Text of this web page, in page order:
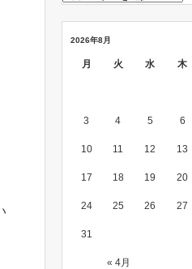
2026年8月
月 火 水 木
« 4月
3 4 5 6
10 11 12 13
17 18 19 20
24 25 26 27
31